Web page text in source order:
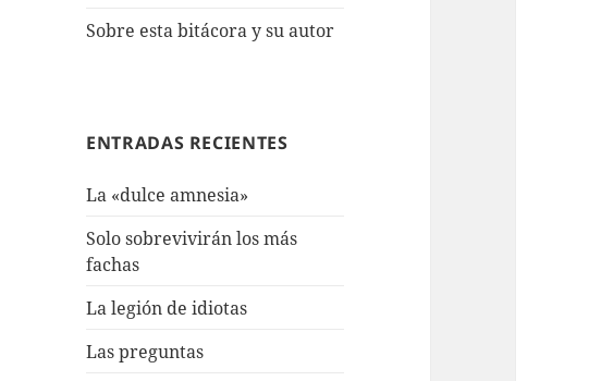
Sobre esta bitácora y su autor
ENTRADAS RECIENTES
La «dulce amnesia»
Solo sobrevivirán los más
fachas
La legión de idiotas
Las preguntas